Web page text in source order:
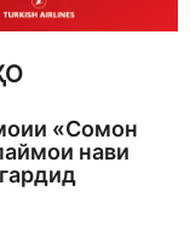
«Сомон
нави